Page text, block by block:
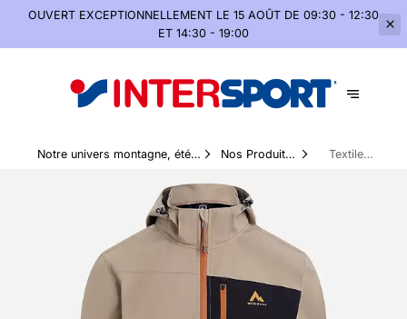
OUVERT EXCEPTIONNELLEMENT LE 15 AOÛT DE 09:30 - 12:30
ET 14:30 - 19:00
Notre univers montagne, été
Nos Produits
Textile